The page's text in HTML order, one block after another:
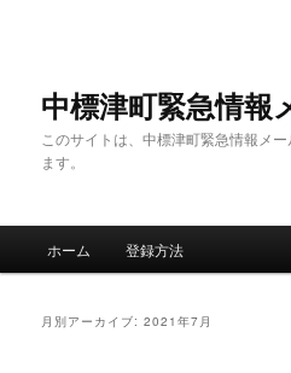
中標津町緊急情報
このサイトは、中標津町緊急情報メ
ます。
ホーム 登録方法
月別アーカイブ:2021年7月